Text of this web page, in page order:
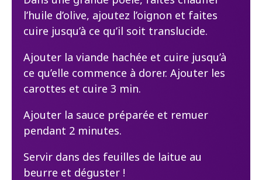
l’huile d’olive, ajoutez l’oignon et faites
cuire jusqu’à ce qu’il soit translucide.
Ajouter la viande hachée et cuire jusqu’à
ce qu’elle commence à dorer. Ajouter les
carottes et cuire 3 min.
Ajouter la sauce préparée et remuer
pendant 2 minutes.
Servir dans des feuilles de laitue au
beurre et déguster !